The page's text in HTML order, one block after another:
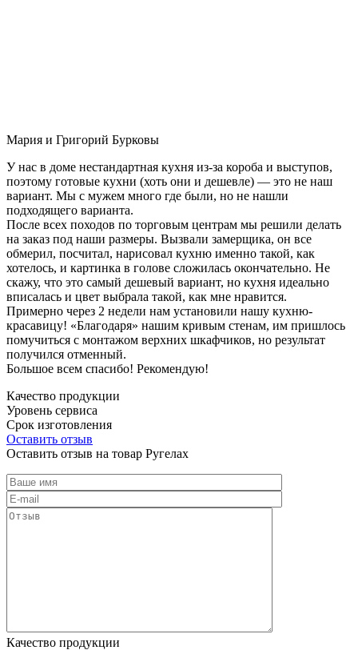
Мария и Григорий Бурковы
У нас в доме нестандартная кухня из-за короба и выступов,
поэтому готовые кухни (хоть они и дешевле) — это не наш
вариант. Мы с мужем много где были, но не нашли
подходящего варианта.
После всех походов по торговым центрам мы решили делать
на заказ под наши размеры. Вызвали замерщика, он все
обмерил, посчитал, нарисовал кухню именно такой, как
хотелось, и картинка в голове сложилась окончательно. Не
скажу, что это самый дешевый вариант, но кухня идеально
вписалась и цвет выбрала такой, как мне нравится.
Примерно через 2 недели нам установили нашу кухню-
красавицу! «Благодаря» нашим кривым стенам, им пришлось
помучиться с монтажом верхних шкафчиков, но результат
получился отменный.
Большое всем спасибо! Рекомендую!
Качество продукции
Уровень сервиса
Срок изготовления
Оставить отзыв
Оставить отзыв на товар Ругелах
Качество продукции